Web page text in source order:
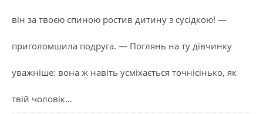
він за твоєю спиною ростив дитину з сусідкою! —
приголомшила подруга. — Поглянь на ту дівчинку
уважніше: вона ж навіть усміхається точнісінько, як
твій чоловік…